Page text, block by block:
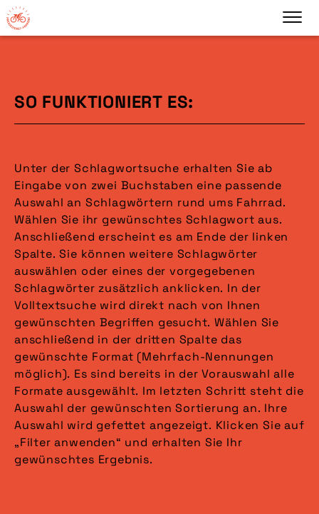
SO FUNKTIONIERT ES:
Unter der Schlagwortsuche erhalten Sie ab
Eingabe von zwei Buchstaben eine passende
Auswahl an Schlagwörtern rund ums Fahrrad.
Wählen Sie ihr gewünschtes Schlagwort aus.
Anschließend erscheint es am Ende der linken
Spalte. Sie können weitere Schlagwörter
auswählen oder eines der vorgegebenen
Schlagwörter zusätzlich anklicken. In der
Volltextsuche wird direkt nach von Ihnen
gewünschten Begriffen gesucht. Wählen Sie
anschließend in der dritten Spalte das
gewünschte Format (Mehrfach-Nennungen
möglich). Es sind bereits in der Vorauswahl alle
Formate ausgewählt. Im letzten Schritt steht die
Auswahl der gewünschten Sortierung an. Ihre
Auswahl wird gefettet angezeigt. Klicken Sie auf
„Filter anwenden“ und erhalten Sie Ihr
gewünschtes Ergebnis.